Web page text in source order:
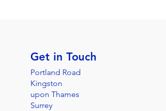
Get in Touch
Portland Road
Kingston
upon Thames
Surrey